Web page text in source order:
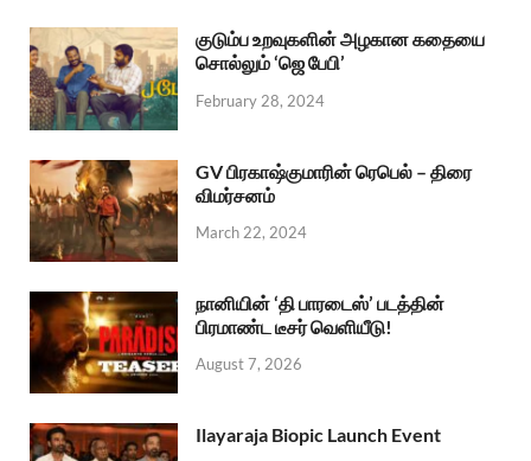
குடும்ப உறவுகளின் அழகான கதையை
சொல்லும் ‘ஜெ பேபி’
February 28, 2024
GV பிரகாஷ்குமாரின் ரெபெல் – திரை
விமர்சனம்
March 22, 2024
நானியின் ‘தி பாரடைஸ்’ படத்தின்
பிரமாண்ட டீசர் வெளியீடு!
August 7, 2026
Ilayaraja Biopic Launch Event